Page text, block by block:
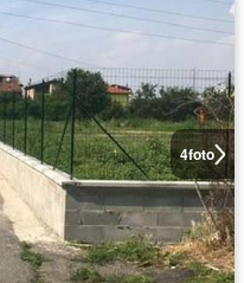
4foto